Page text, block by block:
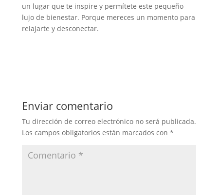
un lugar que te inspire y permítete este pequeño
lujo de bienestar. Porque mereces un momento para
relajarte y desconectar.
Enviar comentario
Tu dirección de correo electrónico no será publicada.
Los campos obligatorios están marcados con *